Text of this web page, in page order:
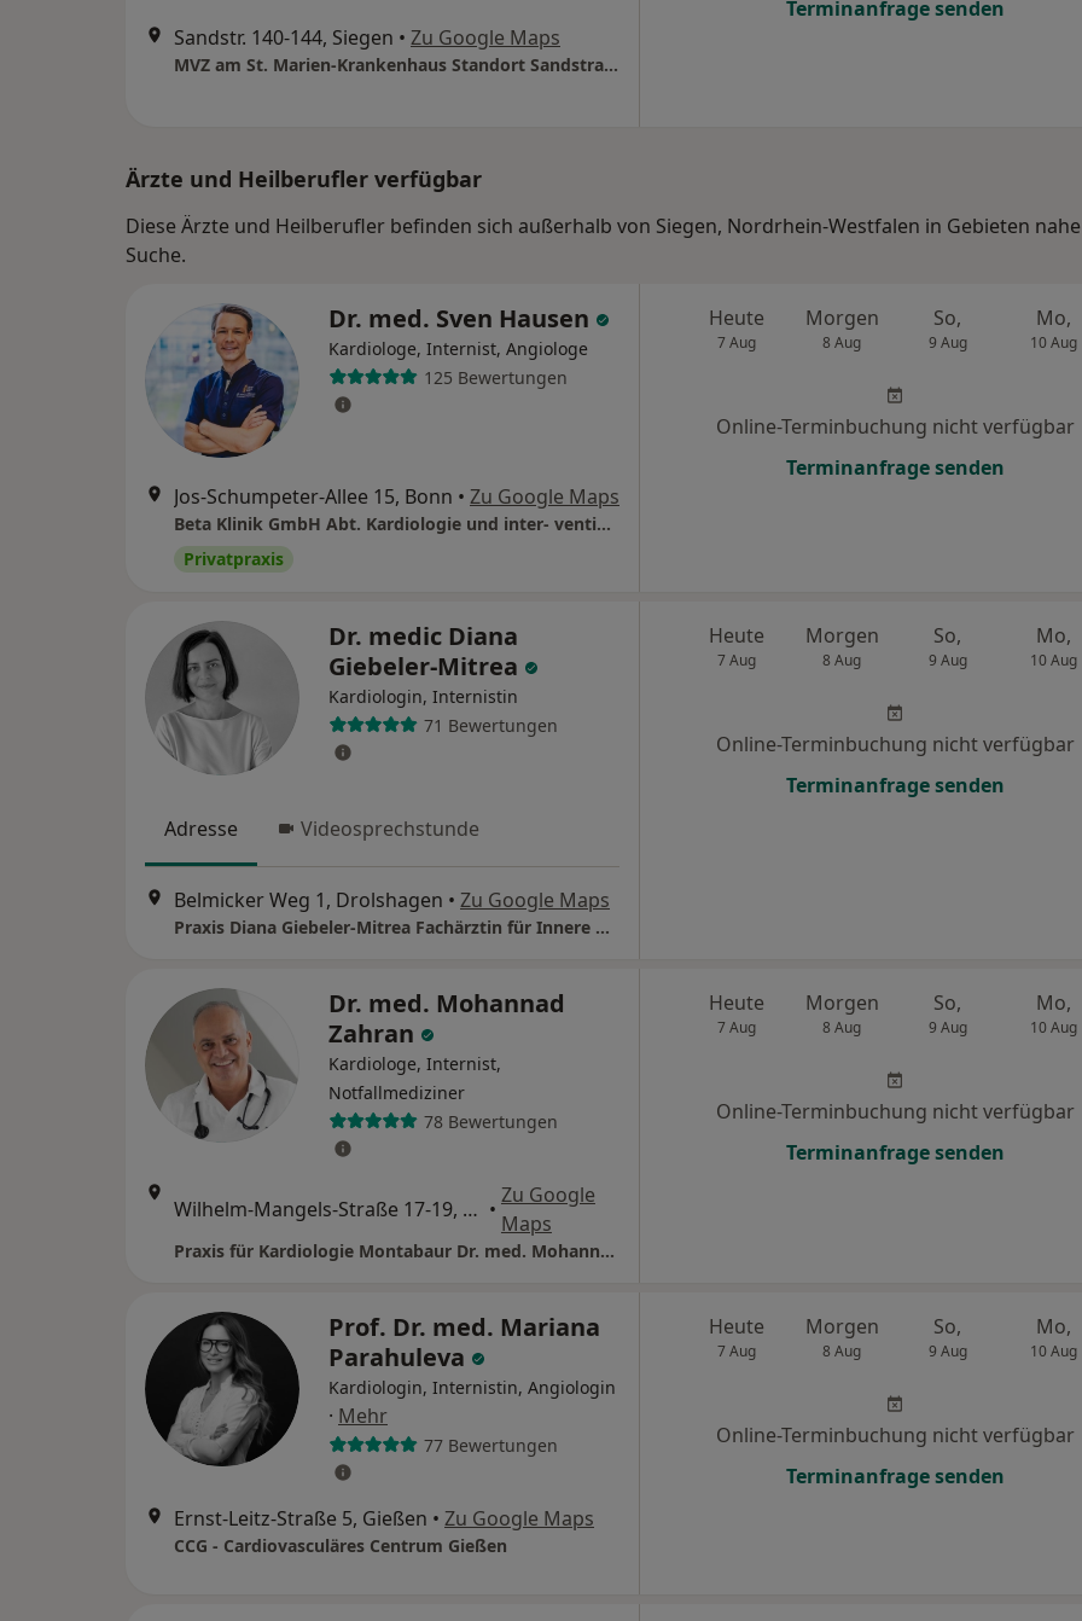
Sandstr. 140-144, Siegen • Zu Google Maps
MVZ am St. Marien-Krankenhaus Standort Sandstraße im Albertus Magnus Zentrum
Terminanfrage senden
Ärzte und Heilberufler verfügbar
Diese Ärzte und Heilberufler befinden sich außerhalb von Siegen, Nordrhein-Westfalen in Gebieten
Suche.
Dr. med. Sven Hausen
Kardiologe, Internist, Angiologe
125 Bewertungen
Jos-Schumpeter-Allee 15, Bonn • Zu Google Maps
Beta Klinik GmbH Abt. Kardiologie und inter- ventionelle Kardiologie
Privatpraxis
Heute
7 Aug
Morgen
8 Aug
So,
9 Aug
Mo,
10 Aug
Online-Terminbuchung nicht verfügbar
Terminanfrage senden
Dr. medic Diana
Giebeler-Mitrea
Kardiologin, Internistin
71 Bewertungen
Adresse Videosprechstunde
Belmicker Weg 1, Drolshagen • Zu Google Maps
Praxis Diana Giebeler-Mitrea Fachärztin für Innere Medizin und Kardiologie
Heute
7 Aug
Morgen
8 Aug
So,
9 Aug
Mo,
10 Aug
Online-Terminbuchung nicht verfügbar
Terminanfrage senden
Dr. med. Mohannad
Zahran
Kardiologe, Internist,
Notfallmediziner
78 Bewertungen
Wilhelm-Mangels-Straße 17-19, Montabaur •
Zu Google
Maps
Praxis für Kardiologie Montabaur Dr. med. Mohannad Zahran
Heute
7 Aug
Morgen
8 Aug
So,
9 Aug
Mo,
10 Aug
Online-Terminbuchung nicht verfügbar
Terminanfrage senden
Prof. Dr. med. Mariana
Parahuleva
Kardiologin, Internistin, Angiologin
· Mehr
77 Bewertungen
Ernst-Leitz-Straße 5, Gießen • Zu Google Maps
CCG - Cardiovasculäres Centrum Gießen
Heute
7 Aug
Morgen
8 Aug
So,
9 Aug
Mo,
10 Aug
Online-Terminbuchung nicht verfügbar
Terminanfrage senden